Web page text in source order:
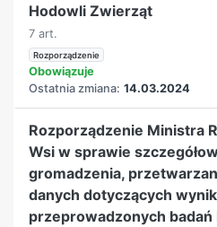
Hodowli Zwierząt
7 art.
Rozporządzenie
Obowiązuje
Ostatnia zmiana: 14.03.2024
Rozporządzenie Ministra
Wsi w sprawie
gromadzenia,
danych dotyczących
przeprowadzonych